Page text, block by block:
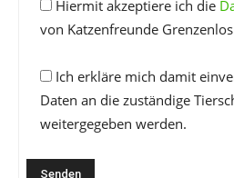
Hiermit akzeptiere ich die
von Katzenfreunde Grenzenlos
Ich erkläre mich damit
Daten an die zuständige
weitergegeben werden.